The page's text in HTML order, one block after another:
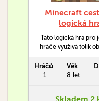
Minecraft
logická
Tato logická hra pro
hráče využívá tolik
Minecraftu, takže
chcete, aby se vaše
Hráčů
1
Věk
8 let